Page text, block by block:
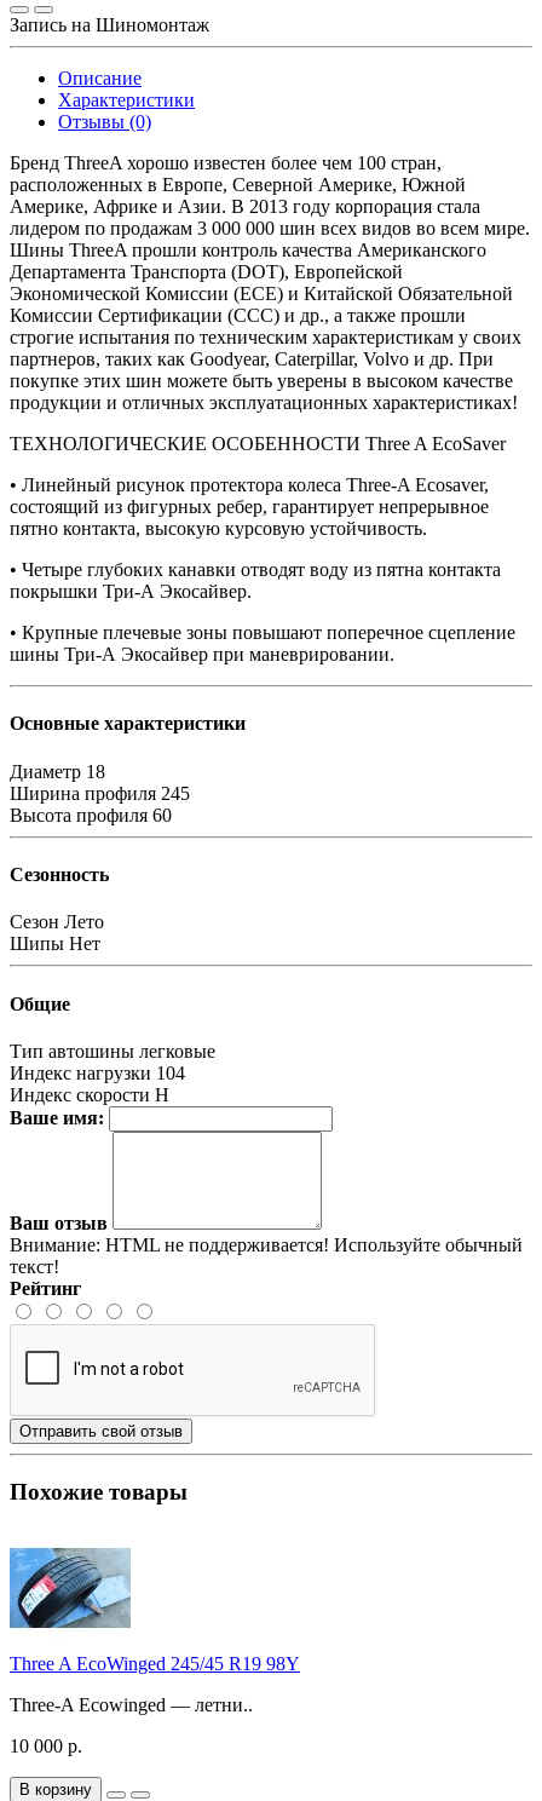
Запись на Шиномонтаж
Описание
Характеристики
Отзывы (0)
Бренд ThreeA хорошо известен более чем 100 стран,
расположенных в Европе, Северной Америке, Южной
Америке, Африке и Азии. В 2013 году корпорация стала
лидером по продажам 3 000 000 шин всех видов во всем мире.
Шины ThreeA прошли контроль качества Американского
Департамента Транспорта (DOT), Европейской
Экономической Комиссии (ECE) и Китайской Обязательной
Комиссии Сертификации (ССС) и др., а также прошли
строгие испытания по техническим характеристикам у своих
партнеров, таких как Goodyear, Caterpillar, Volvo и др. При
покупке этих шин можете быть уверены в высоком качестве
продукции и отличных эксплуатационных характеристиках!
ТЕХНОЛОГИЧЕСКИЕ ОСОБЕННОСТИ Three A EcoSaver
• Линейный рисунок протектора колеса Three-A Ecosaver,
состоящий из фигурных ребер, гарантирует непрерывное
пятно контакта, высокую курсовую устойчивость.
• Четыре глубоких канавки отводят воду из пятна контакта
покрышки Три-А Экосайвер.
• Крупные плечевые зоны повышают поперечное сцепление
шины Три-А Экосайвер при маневрировании.
Основные характеристики
Диаметр 18
Ширина профиля 245
Высота профиля 60
Сезонность
Сезон Лето
Шипы Нет
Общие
Тип автошины легковые
Индекс нагрузки 104
Индекс скорости H
Ваше имя:
Ваш отзыв
Внимание: HTML не поддерживается! Используйте обычный
текст!
Рейтинг
Отправить свой отзыв
Похожие товары
Three A EcoWinged 245/45 R19 98Y
Three-A Ecowinged — летни..
10 000 р.
В корзину